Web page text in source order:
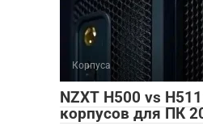
Корпуса
NZXT H500 vs
корпусов для ПК